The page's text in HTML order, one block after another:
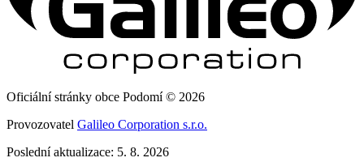
Oficiální stránky obce Podomí © 2026
Provozovatel Galileo Corporation s.r.o.
Poslední aktualizace: 5. 8. 2026